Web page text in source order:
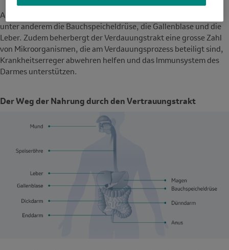
Am Prozess der Verdauung sind noch weitere Organe beteiligt,
unter anderem die Bauchspeicheldrüse, die Gallenblase und die
Leber. Zudem beherbergt der Verdauungstrakt eine grosse Zahl
von Mikroorganismen, die am Verdauungsprozess beteiligt sind,
Krankheitserreger abwehren helfen und das lmmunsystem des
Darmes unterstützen.
Der Weg der Nahrung durch den Vertrauungstrakt